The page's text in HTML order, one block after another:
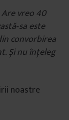
Are vreo 40
‑sa este
convorbirea
Și nu înţeleg
noastre